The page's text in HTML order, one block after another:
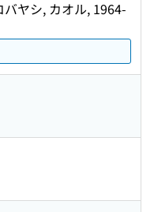
バヤシ, カオル, 1964-